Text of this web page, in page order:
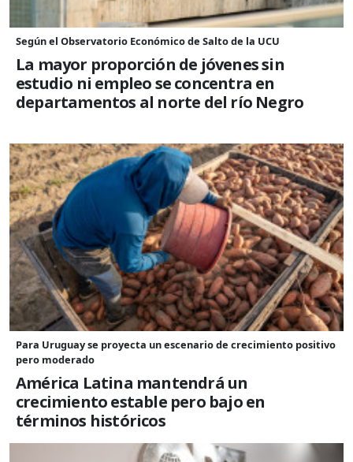
Según el Observatorio Económico de Salto de la UCU
La mayor proporción de jóvenes sin
estudio ni empleo se concentra en
departamentos al norte del río Negro
Para Uruguay se proyecta un escenario de crecimiento positivo
pero moderado
América Latina mantendrá un
crecimiento estable pero bajo en
términos históricos